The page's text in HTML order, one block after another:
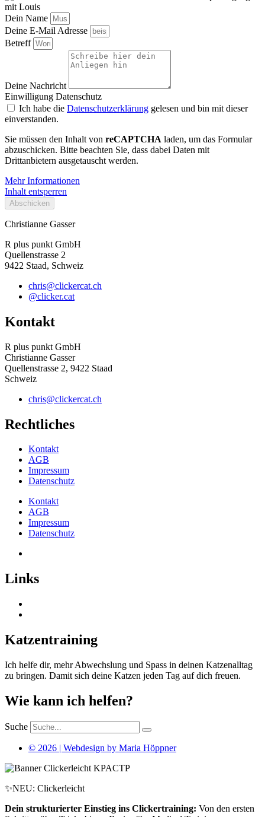
Dein Name
Deine E-Mail Adresse
Betreff
Deine Nachricht
Einwilligung Datenschutz
Ich habe die Datenschutzerklärung gelesen und bin mit dieser
einverstanden.
Sie müssen den Inhalt von reCAPTCHA laden, um das Formular
abzuschicken. Bitte beachten Sie, dass dabei Daten mit
Drittanbietern ausgetauscht werden.
Mehr Informationen
Inhalt entsperren
Abschicken
Christianne Gasser
R plus punkt GmbH
Quellenstrasse 2
9422 Staad, Schweiz
chris@clickercat.ch
@clicker.cat
Kontakt
R plus punkt GmbH
Christianne Gasser
Quellenstrasse 2, 9422 Staad
Schweiz
chris@clickercat.ch
Rechtliches
Kontakt
AGB
Impressum
Datenschutz
Kontakt
AGB
Impressum
Datenschutz
Links
Katzentraining
Ich helfe dir, mehr Abwechslung und Spass in deinen Katzenalltag
zu bringen. Damit sich deine Katzen jeden Tag auf dich freuen.
Wie kann ich helfen?
Suche
© 2026 | Webdesign by Maria Höppner
✨NEU: Clickerleicht
Dein strukturierter Einstieg ins Clickertraining: Von den ersten